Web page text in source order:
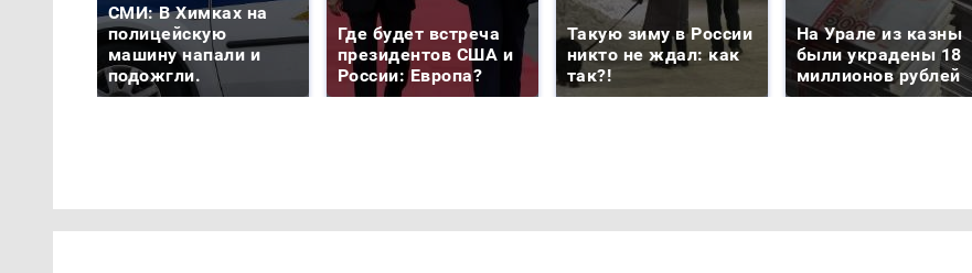
СМИ: В Химках на
полицейскую
машину напали и
подожгли.
Где будет встреча
президентов США и
России: Европа?
Такую зиму в России
никто не ждал: как
так?!
На Урале из казны
были украдены 18
миллионов рублей